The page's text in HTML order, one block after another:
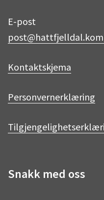
a
c
b
s
a
E-post
Kontaktskjema
Personvernerklæring
Snakk med oss